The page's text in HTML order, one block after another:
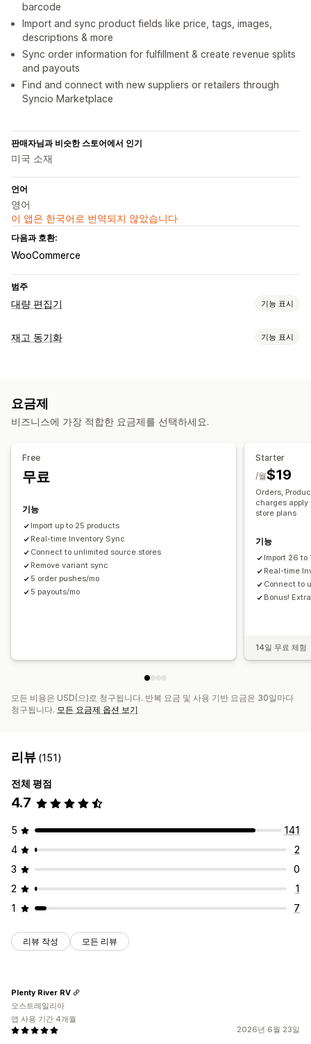
barcode
Import and sync product fields like price, tags, images,
descriptions & more
Sync order information for fulfillment & create revenue splits
and payouts
Find and connect with new suppliers or retailers through
Syncio Marketplace
판매자님과 비슷한 스토어에서 인기
미국 소재
언어
영어
이 앱은 한국어로 번역되지 않았습니다
다음과 호환:
WooCommerce
범주
대량 편집기 기능 표시
편집 가능한 자원
조치
대량 삭제
데이터 마이그레이션 데이터 동기화
재고 동기화 기능 표시
자동 대량
요금제
비즈니스에 가장 적합한 요금제를 선택하세요.
Free
무료
기능
Import up to 25 products
Real-time Inventory Sync
Connect to unlimited source stores
Remove variant sync
5 order pushes/mo
5 payouts/mo
Starter
$19
/월
Orders,
charges
store plans
기능
Import 26
Real-time
Connect to
Bonus!
14일 무료 체험
모든 비용은 USD(으)로 청구됩니다. 반복 요금 및 사용 기반 요금은 30일마다
청구됩니다. 모든 요금제 옵션 보기
리뷰 (151)
전체 평점
4.7
5
141
4
2
3
0
2
1
1
7
리뷰 작성 모든 리뷰
2026년 6월 23일
Plenty River RV
오스트레일리아
앱 사용 기간 4개월